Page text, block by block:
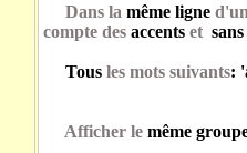
Dans la même ligne d'un
compte des accents et
Tous les mots suivants:
Afficher le même